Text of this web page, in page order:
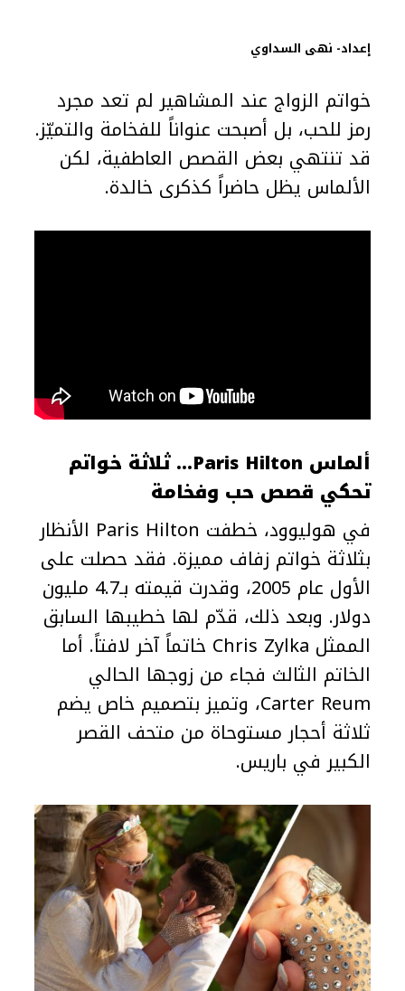
إعداد- نهى السداوي
خواتم الزواج عند المشاهير لم تعد مجرد
رمز للحب، بل أصبحت عنواناً للفخامة والتميّز.
قد تنتهي بعض القصص العاطفية، لكن
الألماس يظل حاضراً كذكرى خالدة.
ألماس Paris Hilton… ثلاثة خواتم
تحكي قصص حب وفخامة
في هوليوود، خطفت Paris Hilton الأنظار
بثلاثة خواتم زفاف مميزة. فقد حصلت على
الأول عام 2005، وقدرت قيمته بـ4.7 مليون
دولار. وبعد ذلك، قدّم لها خطيبها السابق
الممثل Chris Zylka خاتماً آخر لافتاً. أما
الخاتم الثالث فجاء من زوجها الحالي
Carter Reum، وتميز بتصميم خاص يضم
ثلاثة أحجار مستوحاة من متحف القصر
الكبير في باريس.